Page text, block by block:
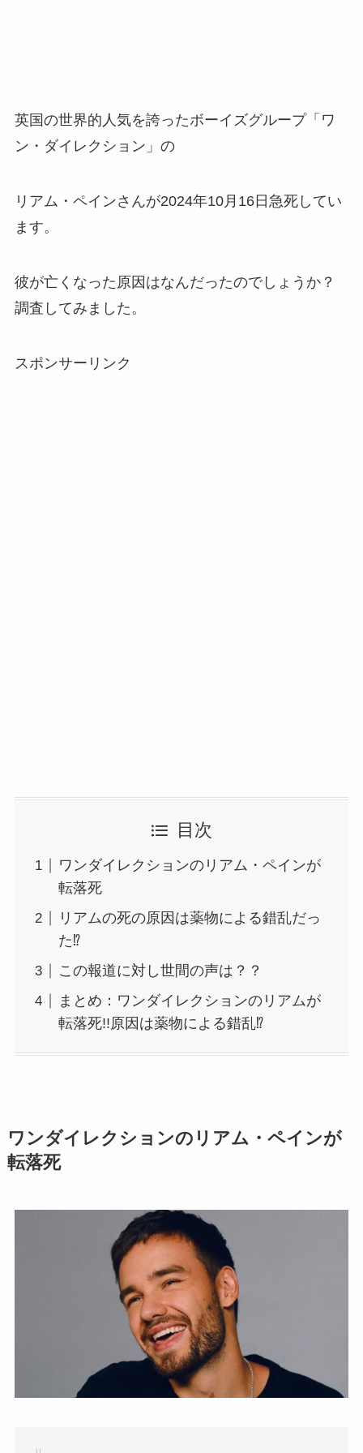
英国の世界的人気を誇ったボーイズグループ「ワ
ン・ダイレクション」の
リアム・ペインさんが2024年10月16日急死してい
ます。
彼が亡くなった原因はなんだったのでしょうか？
調査してみました。
スポンサーリンク
目次
ワンダイレクションのリアム・ペインが
転落死
リアムの死の原因は薬物による錯乱だっ
た⁉
この報道に対し世間の声は？？
まとめ：ワンダイレクションのリアムが
転落死!!原因は薬物による錯乱⁉
ワンダイレクションのリアム・ペインが
転落死